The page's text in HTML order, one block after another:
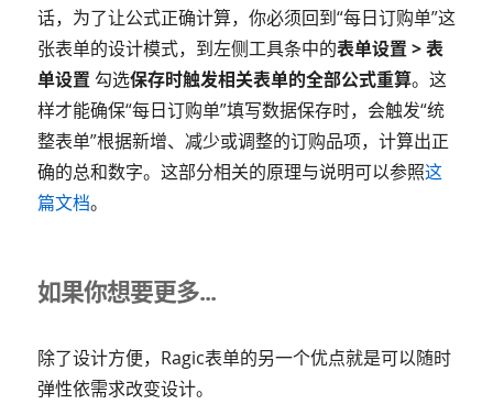
话，为了让公式正确计算，你必须回到“每日订购单”这
张表单的设计模式，到左侧工具条中的表单设置 > 表
单设置 勾选保存时触发相关表单的全部公式重算。这
样才能确保“每日订购单”填写数据保存时，会触发“统
整表单”根据新增、减少或调整的订购品项，计算出正
确的总和数字。这部分相关的原理与说明可以参照这
篇文档。
如果你想要更多...
除了设计方便，Ragic表单的另一个优点就是可以随时
弹性依需求改变设计。